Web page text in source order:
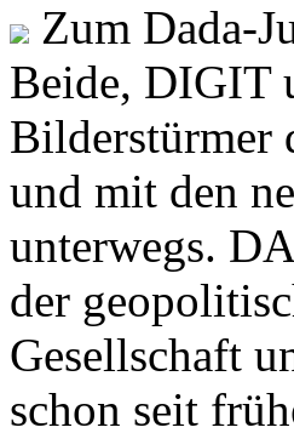
Zum Dada-
Beide, DIGIT
Bilderstürmer
und mit den
unterwegs.
der
Gesellschaft
schon seit